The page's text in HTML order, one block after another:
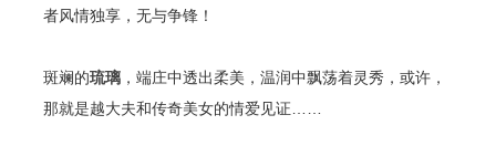
者风情独享，无与争锋！
斑斓的琉璃，端庄中透出柔美，温润中飘荡着灵秀，或许，
那就是越大夫和传奇美女的情爱见证……